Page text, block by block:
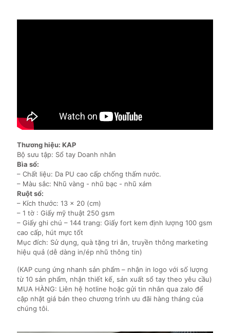
Thương hiệu: KAP
Bộ sưu tập: Sổ tay Doanh nhân
Bìa sổ:
– Chất liệu: Da PU cao cấp chống thấm nước.
– Màu sắc: Nhũ vàng - nhũ bạc - nhũ xám
Ruột sổ:
– Kích thước: 13 x 20 (cm)
– 1 tờ : Giấy mỹ thuật 250 gsm
– Giấy ghi chú – 144 trang: Giấy fort kem định lượng 100 gsm
cao cấp, hút mực tốt
Mục đích: Sử dụng, quà tặng tri ân, truyền thông marketing
hiệu quả (dễ dàng in/ép nhũ thông tin)
(KAP cung ứng nhanh sản phẩm – nhận in logo với số lượng
từ 10 sản phẩm, nhận thiết kế, sản xuất sổ tay theo yêu cầu)
MUA HÀNG: Liên hệ hotline hoặc gửi tin nhắn qua zalo để
cập nhật giá bán theo chương trình ưu đãi hàng tháng của
chúng tôi.